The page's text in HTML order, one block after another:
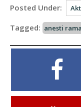
Posted Under:
Tagged: anesti rama